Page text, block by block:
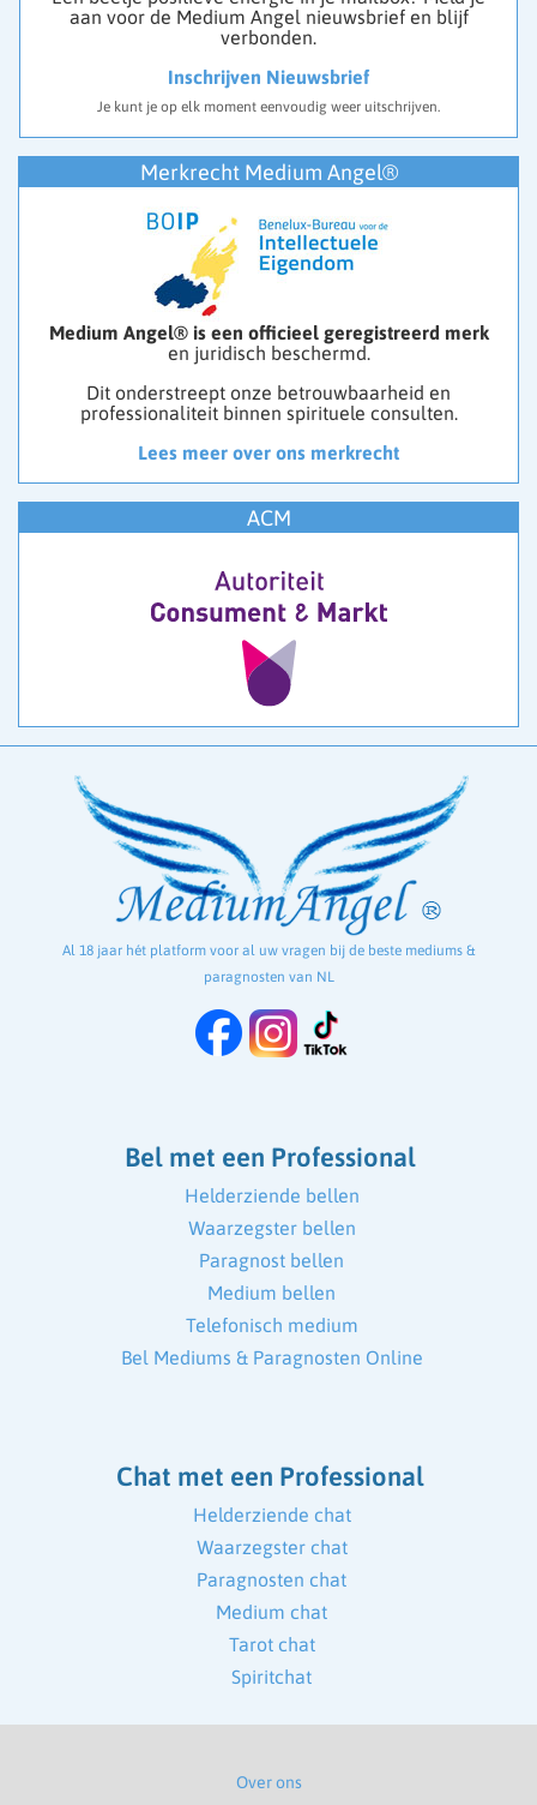
aan voor de Medium Angel nieuwsbrief en blijf
verbonden.
Inschrijven Nieuwsbrief
Je kunt je op elk moment eenvoudig weer uitschrijven.
Merkrecht Medium Angel®
Medium Angel® is een officieel geregistreerd merk
en juridisch beschermd.
Dit onderstreept onze betrouwbaarheid en
professionaliteit binnen spirituele consulten.
Lees meer over ons merkrecht
ACM
Al 18 jaar hét platform voor al uw vragen bij de beste mediums &
paragnosten van NL
Bel met een Professional
Helderziende bellen
Waarzegster bellen
Paragnost bellen
Medium bellen
Telefonisch medium
Bel Mediums & Paragnosten Online
Chat met een Professional
Helderziende chat
Waarzegster chat
Paragnosten chat
Medium chat
Tarot chat
Spiritchat
Over ons